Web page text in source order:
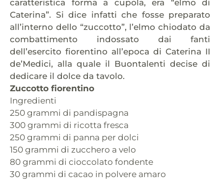
caratteristica forma a cupola, era “elmo di
Caterina”. Si dice infatti che fosse preparato
all’interno dello “zuccotto”, l’elmo chiodato da
combattimento indossato dai fanti
dell’esercito fiorentino all’epoca di Caterina II
de’Medici, alla quale il Buontalenti decise di
dedicare il dolce da tavolo.
Zuccotto fiorentino
Ingredienti
250 grammi di pandispagna
300 grammi di ricotta fresca
250 grammi di panna per dolci
150 grammi di zucchero a velo
80 grammi di cioccolato fondente
30 grammi di cacao in polvere amaro